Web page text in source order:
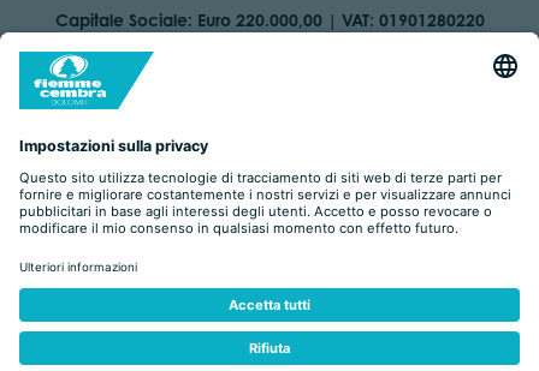
Capitale Sociale: Euro 220.000,00 | VAT: 01901280220
COOKIES
DICHIARAZIONE DI ACCESSIBILITÀ